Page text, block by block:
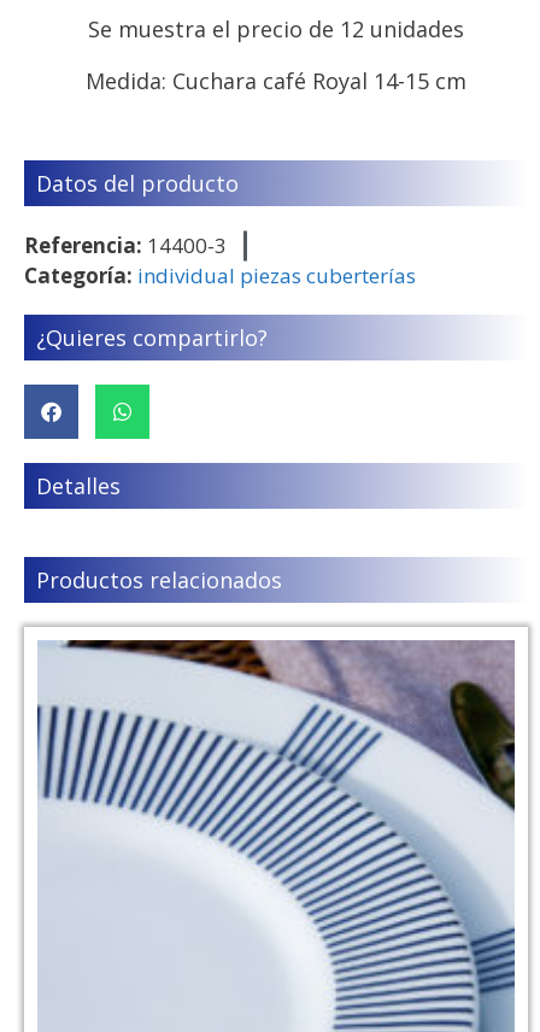
Se muestra el precio de 12 unidades
Medida: Cuchara café Royal 14-15 cm
Datos del producto
Referencia: 14400-3
Categoría: individual piezas cuberterías
¿Quieres compartirlo?
Detalles
Productos relacionados